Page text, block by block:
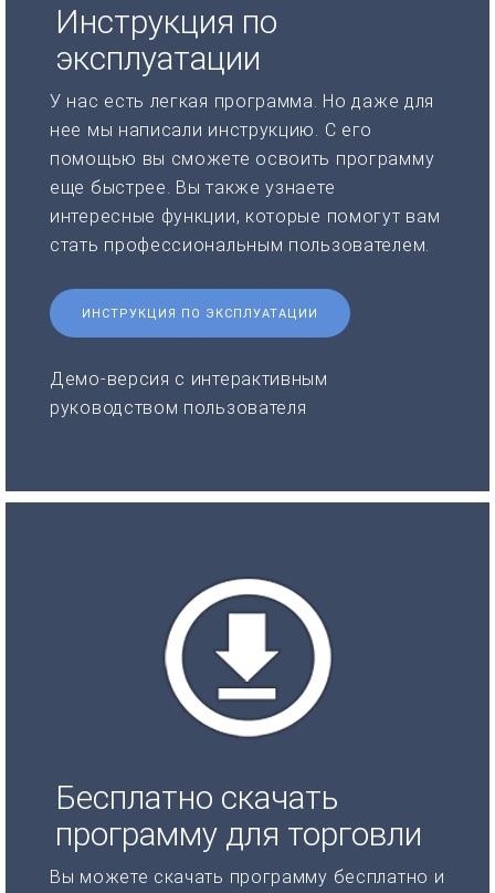
Инструкция по
эксплуатации
У нас есть легкая программа. Но даже для
нее мы написали инструкцию. С его
помощью вы сможете освоить программу
еще быстрее. Вы также узнаете
интересные функции, которые помогут вам
стать профессиональным пользователем.
ИНСТРУКЦИЯ ПО ЭКСПЛУАТАЦИИ
Демо-версия с интерактивным
руководством пользователя
Бесплатно скачать
программу для торговли
Вы можете скачать программу бесплатно и